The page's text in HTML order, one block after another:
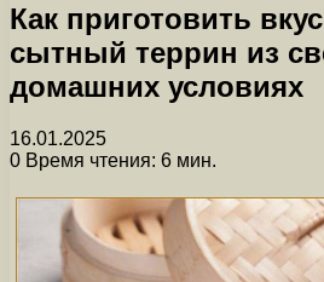
Как приготовить
сытный террин из
домашних условиях
16.01.2025
0 Время чтения: 6 мин.